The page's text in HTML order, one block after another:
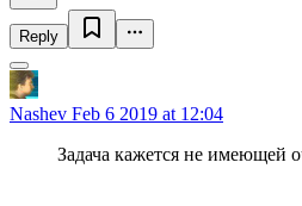
Reply
Nashev Feb 6 2019 at 12:04
Задача кажется не имеющей